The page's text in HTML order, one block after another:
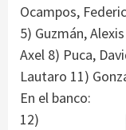
Ocampos,
5) Guzmán,
Axel 8) Puca,
Lautaro 11)
En el banco:
12)